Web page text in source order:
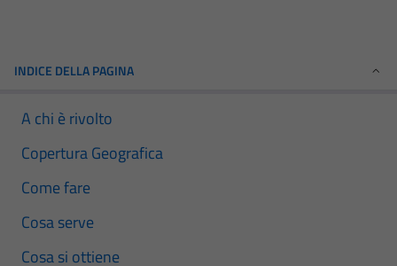
INDICE DELLA PAGINA
A chi è rivolto
Copertura Geografica
Come fare
Cosa serve
Cosa si ottiene